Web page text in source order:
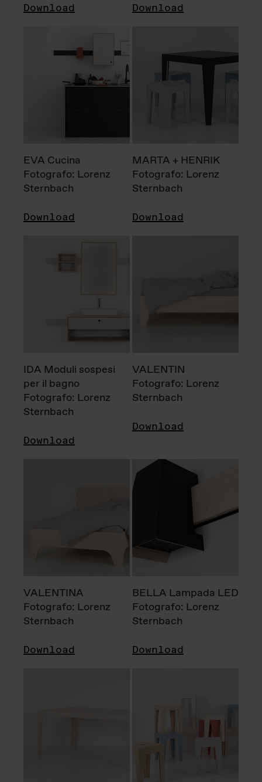
Download Download
EVA Cucina
Fotografo: Lorenz
Sternbach
Download
MARTA + HENRIK
Fotografo: Lorenz
Sternbach
Download
IDA Moduli sospesi
per il bagno
Fotografo: Lorenz
Sternbach
Download
VALENTIN
Fotografo: Lorenz
Sternbach
Download
VALENTINA
Fotografo: Lorenz
Sternbach
Download
BELLA Lampada LED
Fotografo: Lorenz
Sternbach
Download